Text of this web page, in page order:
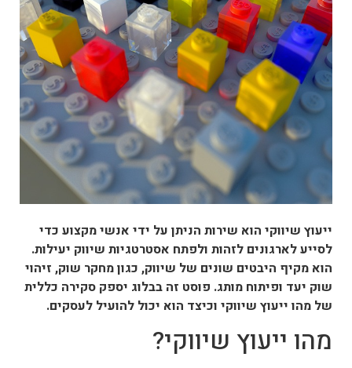
ייעוץ שיווקי הוא שירות הניתן על ידי אנשי מקצוע כדי
לסייע לארגונים לזהות ולפתח אסטרטגיות שיווק יעילות.
הוא מקיף היבטים שונים של שיווק, כגון מחקר שוק, זיהוי
שוק יעד ופיתוח מותג. פוסט זה בבלוג יספק סקירה כללית
של מהו ייעוץ שיווקי וכיצד הוא יכול להועיל לעסקים.
מהו ייעוץ שיווקי?